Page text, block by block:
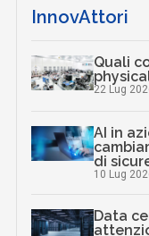
InnovAttori
Quali
22 Lug
AI in
di
10 Lug
Data